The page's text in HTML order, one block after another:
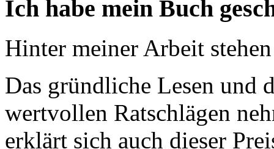
Ich habe mein Buch
Hinter meiner Arbeit
Das gründliche Lesen und
wertvollen Ratschlägen
erklärt sich auch dieser